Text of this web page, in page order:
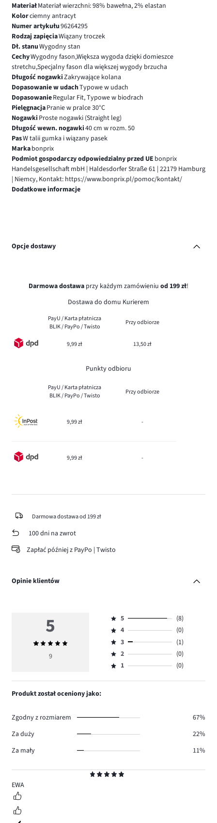
MateriałMateriał wierzchni: 98% bawełna, 2% elastan
Kolorciemny antracyt
Numer artykułu96264295
Rodzaj zapięciaWiązany troczek
Dł. stanuWygodny stan
CechyWygodny fason,Większa wygoda dzięki domieszce
stretchu,Specjalny fason dla większej wygody brzucha
Długość nogawkiZakrywające kolana
Dopasowanie w udachTypowe w udach
DopasowanieRegular Fit, Typowe w biodrach
PielęgnacjaPranie w pralce 30°C
Nogawki Proste nogawki (Straight leg)
Długość wewn. nogawki40 cm w rozm. 50
PasW talii gumka i wiązany pasek
Markabonprix
Podmiot gospodarczy odpowiedzialny przed UE bonprix
Handelsgesellschaft mbH | Haldesdorfer Straße 61 | 22179 Hamburg
| Niemcy, Kontakt: https://www.bonprix.pl/pomoc/kontakt/
Dodatkowe informacje
Opcje dostawy
Darmowa dostawa przy każdym zamówieniu od 199 zł!
Dostawa do domu Kurierem
PayU / Karta płatnicza
BLIK / PayPo / Twisto
Przy odbiorze
9,99 zł 13,50 zł
Punkty odbioru
PayU / Karta płatnicza
BLIK / PayPo / Twisto
Przy odbiorze
9,99 zł -
9,99 zł -
Darmowa dostawa od 199 zł
100 dni na zwrot
Zapłać później z PayPo | Twisto
Opinie klientów
5
EWA
5
Średnia
ocena
9
Ocena
5,
ilość
głosów
8.
5
(8)
Ocena
4,
ilość
głosów
4
(0)
Ocena
3,
ilość
3
(1)
Ocena
2,
2
(0)
Ocena
1,
1 (0)
Produkt został oceniony jako:
Zgodny z rozmiarem
67%
Za duży
22%
Za mały
11%